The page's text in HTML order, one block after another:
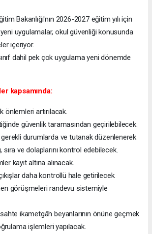
Bakanlığı'nın 2026-2027 eğitim yılı için
uygulamalar, okul güvenliği konusunda
içeriyor.
dahil pek çok uygulama yeni dönemde
kapsamında:
önlemleri artırılacak.
güvenlik taramasından geçirilebilecek.
durumlarda ve tutanak düzenlenerek
sıra ve dolaplarını kontrol edebilecek.
kayıt altına alınacak.
daha kontrollü hale getirilecek.
görüşmeleri randevu sistemiyle
sahte ikametgâh beyanlarının önüne geçmek
işlemleri yapılacak.